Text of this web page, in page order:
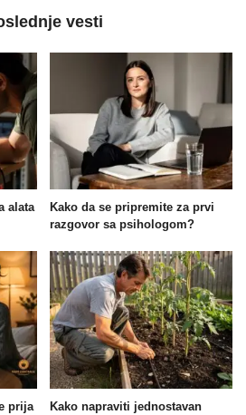
vesti
alata
Kako da se pripremite za prvi
razgovor sa psihologom?
prija
Kako napraviti jednostavan